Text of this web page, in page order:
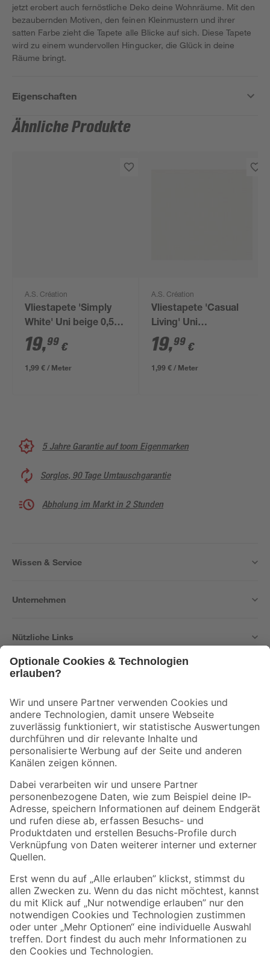
jetzt erobert auch fernöstliche Deko deine Wohnräume. Mit den
bezaubernden Motiven, den feinen Kleinmustern und ihrer
satten Farbe zieht die Tapete alle Blicke auf sich. Diese Tapete
wird zu einem wundervollen Hingucker, die Glück in deine
Räume bringt.
Eigenschaften
Ähnliche Produkte
A.S. Création
Vliestapete 'Simply
White' Uni beige 0,53
x 10,05 m
19,99 €
1,99 € / Meter
A.S. Création
Vliestapete 'Casual
Living' Uni
Leinenstruktur
grau/creme 0,53 x
10,05 m
19,99 €
1,99 € / Meter
5 Jahre Garantie auf toom Eigenmarken
Sorglos, 90 Tage Umtauschgarantie
Abholung im Markt in 2 Stunden
Wissen & Service
Unternehmen
Nützliche Links
Der toom Newsletter: Keine Angebote und Aktionen mehr verpassen!
Zur Newsletter Anmeldung
Folge uns
Zahlungsarten Versandarten
Sicher einkaufen
Jetzt die toom-App herunterladen